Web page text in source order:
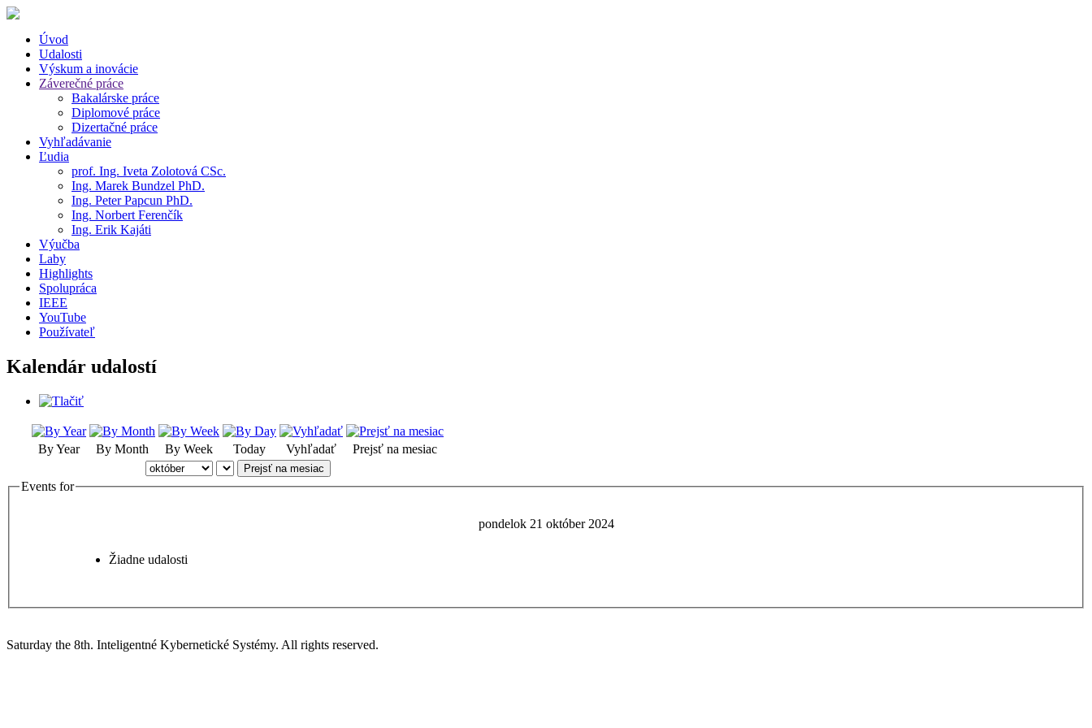
Úvod
Udalosti
Výskum a inovácie
Záverečné práce
Bakalárske práce
Diplomové práce
Dizertačné práce
Vyhľadávanie
Ľudia
prof. Ing. Iveta Zolotová CSc.
Ing. Marek Bundzel PhD.
Ing. Peter Papcun PhD.
Ing. Norbert Ferenčík
Ing. Erik Kajáti
Výučba
Laby
Highlights
Spolupráca
IEEE
YouTube
Používateľ
Kalendár udalostí
By Year By Month By Week Today Vyhľadať Prejsť na mesiac
Prejsť na mesiac
Events for
pondelok 21 október 2024
Žiadne udalosti
Saturday the 8th. Inteligentné Kybernetické Systémy. All rights reserved.